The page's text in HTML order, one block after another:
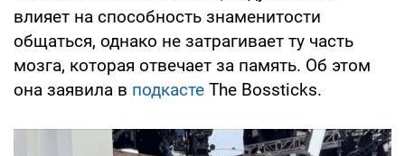
влияет на способность знаменитости
общаться, однако не затрагивает ту часть
мозга, которая отвечает за память. Об этом
она заявила в подкасте The Bossticks.